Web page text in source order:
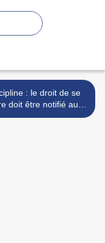
: le droit de se
doit être notifié au
sous peine de